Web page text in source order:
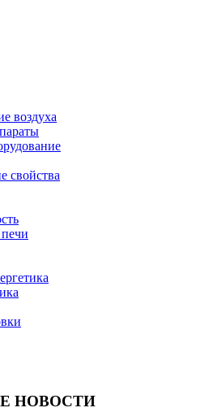
воздуха
свойства
НОВОСТИ